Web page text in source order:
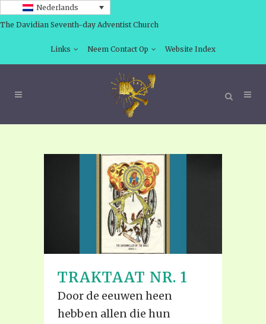
Nederlands
The Davidian Seventh-day Adventist Church
Links Neem Contact Op Website Index
TRAKTAAT NR. 1
Door de eeuwen heen
hebben allen die hun